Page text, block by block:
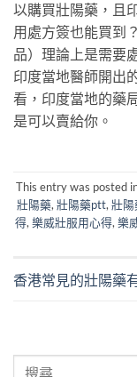
以購買壯陽藥，且
用處方簽也能買到
品）理論上是需要
印度當地醫師開出
看，印度當地的藥
是可以賣給你。
This entry was posted
壯陽藥,壯陽藥ptt,壯陽
得,樂威壯服用心得,樂
香港常見的壯陽藥